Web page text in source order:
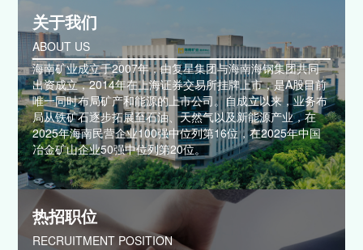
关于我们
ABOUT US
海南矿业成立于2007年，由复星集团与海南海钢集团共同
出资成立，2014年在上海证券交易所挂牌上市，是A股目前
唯一同时布局矿产和能源的上市公司。自成立以来，业务布
局从铁矿石逐步拓展至石油、天然气以及新能源产业，在
2025年海南民营企业100强中位列第16位，在2025年中国
冶金矿山企业50强中位列第20位。
热招职位
RECRUITMENT POSITION